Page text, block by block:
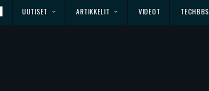
UUTISET ARTIKKELIT VIDEOT TECHBBS